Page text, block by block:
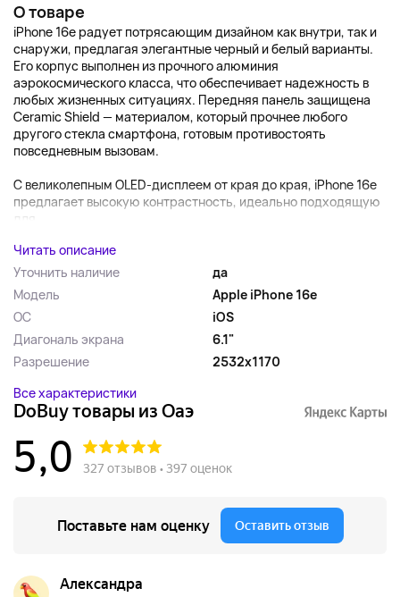
О товаре
iPhone 16e радует потрясающим дизайном как внутри, так и
снаружи, предлагая элегантные черный и белый варианты.
Его корпус выполнен из прочного алюминия
аэрокосмического класса, что обеспечивает надежность в
любых жизненных ситуациях. Передняя панель защищена
Ceramic Shield — материалом, который прочнее любого
другого стекла смартфона, готовым противостоять
повседневным вызовам.
С великолепным OLED-дисплеем от края до края, iPhone 16e
предлагает высокую контрастность, идеально подходящую
для ...
Читать описание
Уточнить наличие
да
Модель
Apple iPhone 16e
ОС
iOS
Диагональ экрана
6.1"
Разрешение
2532x1170
Все характеристики